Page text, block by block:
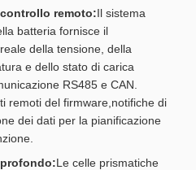
remoto:Il sistema
batteria fornisce il
della tensione, della
e dello stato di carica
RS485 e CAN.
remoti del firmware,notifiche di
dei dati per la pianificazione
Le celle prismatiche